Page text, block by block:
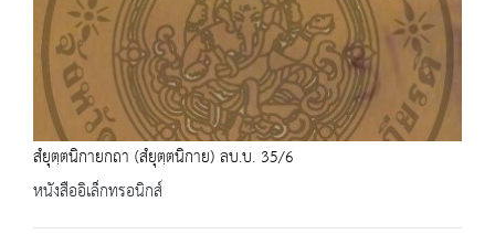
สํยุตฺตนิกายกถา (สํยุตฺตนิกาย) ลบ.บ. 35/6
หนังสืออิเล็กทรอนิกส์